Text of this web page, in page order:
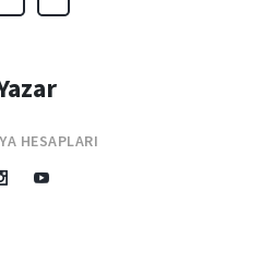
HESAPLARI